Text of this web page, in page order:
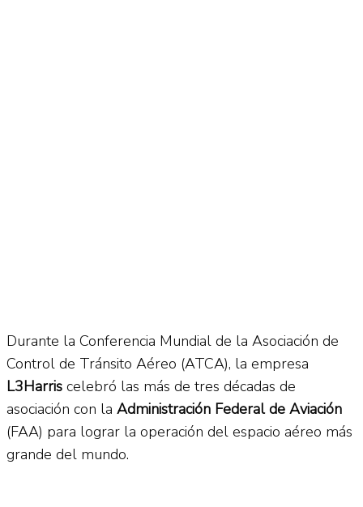
View All Result
Durante la Conferencia Mundial de la Asociación de
Control de Tránsito Aéreo (ATCA), la empresa
L3Harris celebró las más de tres décadas de
asociación con la Administración Federal de Aviación
(FAA) para lograr la operación del espacio aéreo más
grande del mundo.